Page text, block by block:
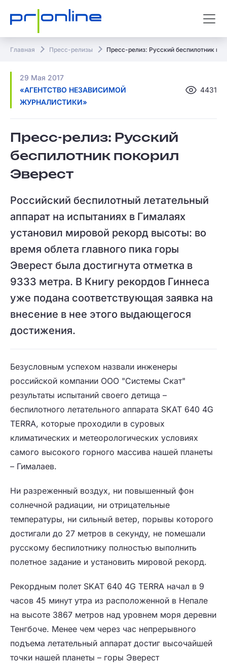
Главная Пресс-релизы Пресс-релиз: Русский беспилотник
29 Мая 2017
«АГЕНТСТВО НЕЗАВИСИМОЙ
ЖУРНАЛИСТИКИ»
4431
Пресс-релиз: Русский
беспилотник покорил
Эверест
Российский беспилотный летательный
аппарат на испытаниях в Гималаях
установил мировой рекорд высоты: во
время облета главного пика горы
Эверест была достигнута отметка в
9333 метра. В Книгу рекордов Гиннеса
уже подана соответствующая заявка на
внесение в нее этого выдающегося
достижения.
Безусловным успехом назвали инженеры
российской компании ООО "Системы Скат"
результаты испытаний своего детища –
беспилотного летательного аппарата SKAT 640 4G
TERRA, которые проходили в суровых
климатических и метеорологических условиях
самого высокого горного массива нашей планеты
– Гималаев.
Ни разреженный воздух, ни повышенный фон
солнечной радиации, ни отрицательные
температуры, ни сильный ветер, порывы которого
достигали до 27 метров в секунду, не помешали
русскому беспилотнику полностью выполнить
полетное задание и установить мировой рекорд.
Рекордным полет SKAT 640 4G TERRA начал в 9
часов 45 минут утра из расположенной в Непале
на высоте 3867 метров над уровнем моря деревни
Тенгбоче. Менее чем через час непрерывного
подъема летательный аппарат достиг высочайшей
точки нашей планеты – горы Эверест